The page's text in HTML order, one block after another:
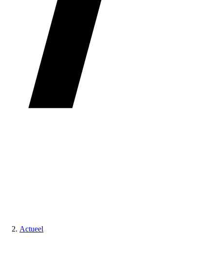
Actueel